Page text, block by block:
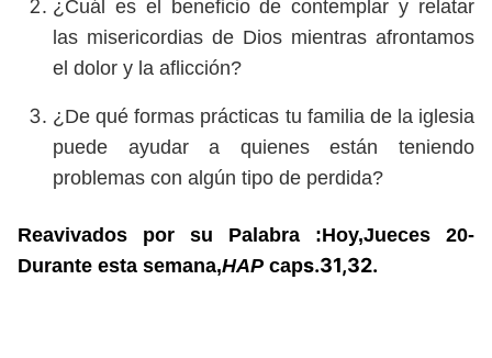
¿Cuál es el beneficio de contemplar y relatar
las misericordias de Dios mientras afrontamos
el dolor y la aflicción?
¿De qué formas prácticas tu familia de la iglesia
puede ayudar a quienes están teniendo
problemas con algún tipo de perdida?
Reavivados por su Palabra :Hoy,Jueces 20-
Durante esta semana,HAP caps.31,32.